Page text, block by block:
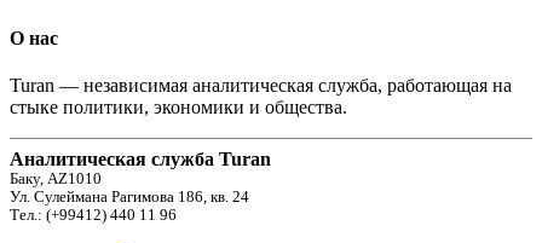
О нас
Turan — независимая аналитическая служба, работающая на
стыке политики, экономики и общества.
Аналитическая служба Turan
Баку, AZ1010
Ул. Сулеймана Рагимова 186, кв. 24
Тел.: (+99412) 440 11 96